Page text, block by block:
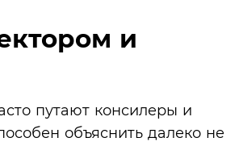
и
путают консилеры и
объяснить далеко не